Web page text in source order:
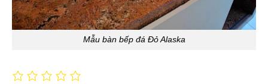
Mẫu bàn bếp đá Đỏ Alaska